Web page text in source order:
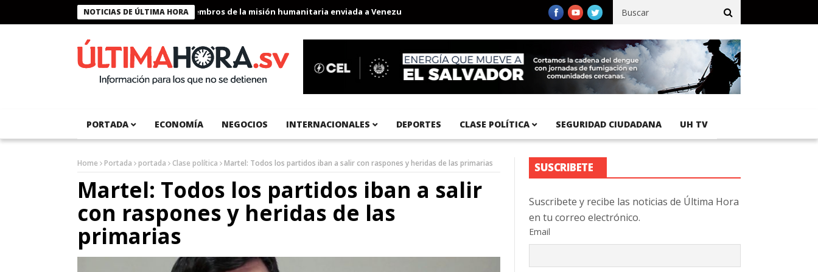
NOTICIAS DE ÚLTIMA HORA
Presidente Bukele condecora a miembros de la misión humanitaria enviada a Venezuela Aeropuerto Internacional del Pacífico registra 92 % de avance en obras de terracería
PORTADA ECONOMÍA NEGOCIOS INTERNACIONALES DEPORTES CLASE POLÍTICA SEGURIDAD CIUDADANA UH TV
Home Portada portada Clase política Martel: Todos los partidos iban a salir con raspones y heridas de las primarias
Martel: Todos los partidos iban a salir
con raspones y heridas de las
primarias
SUSCRIBETE
Suscribete y recibe las noticias de Última Hora
en tu correo electrónico.
Email